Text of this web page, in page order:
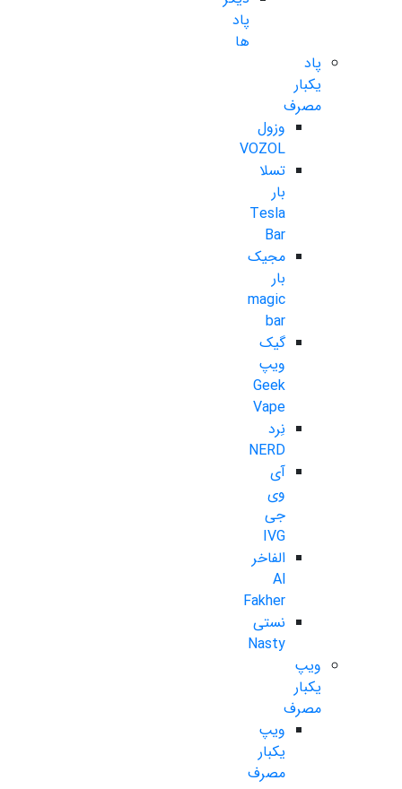
پاد
ها
پاد
یکبار
مصرف
وزول
VOZOL
تسلا
بار
Tesla
Bar
مجیک
بار
magic
bar
گیک
ویپ
Geek
Vape
نِرد
NERD
آی
وی
جی
IVG
الفاخر
Al
Fakher
نستی
Nasty
ویپ
یکبار
مصرف
ویپ
یکبار
مصرف